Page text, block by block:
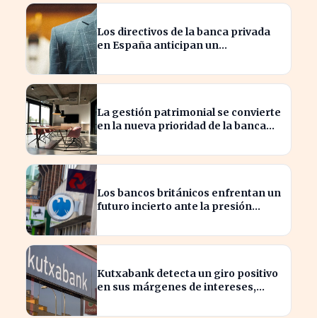
Los directivos de la banca privada
en España anticipan un
La gestión patrimonial se convierte
en la nueva prioridad de la banca
Los bancos británicos enfrentan un
futuro incierto ante la presión
Kutxabank detecta un giro positivo
en sus márgenes de intereses,